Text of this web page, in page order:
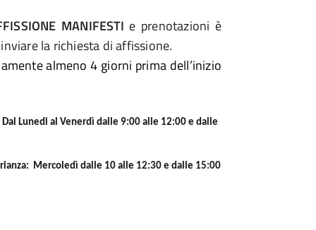
MANIFESTI e prenotazioni è
la richiesta di affissione.
almeno 4 giorni prima dell’inizio
Lunedi al Venerdì dalle 9:00 alle 12:00 e dalle
Mercoledì dalle 10 alle 12:30 e dalle 15:00